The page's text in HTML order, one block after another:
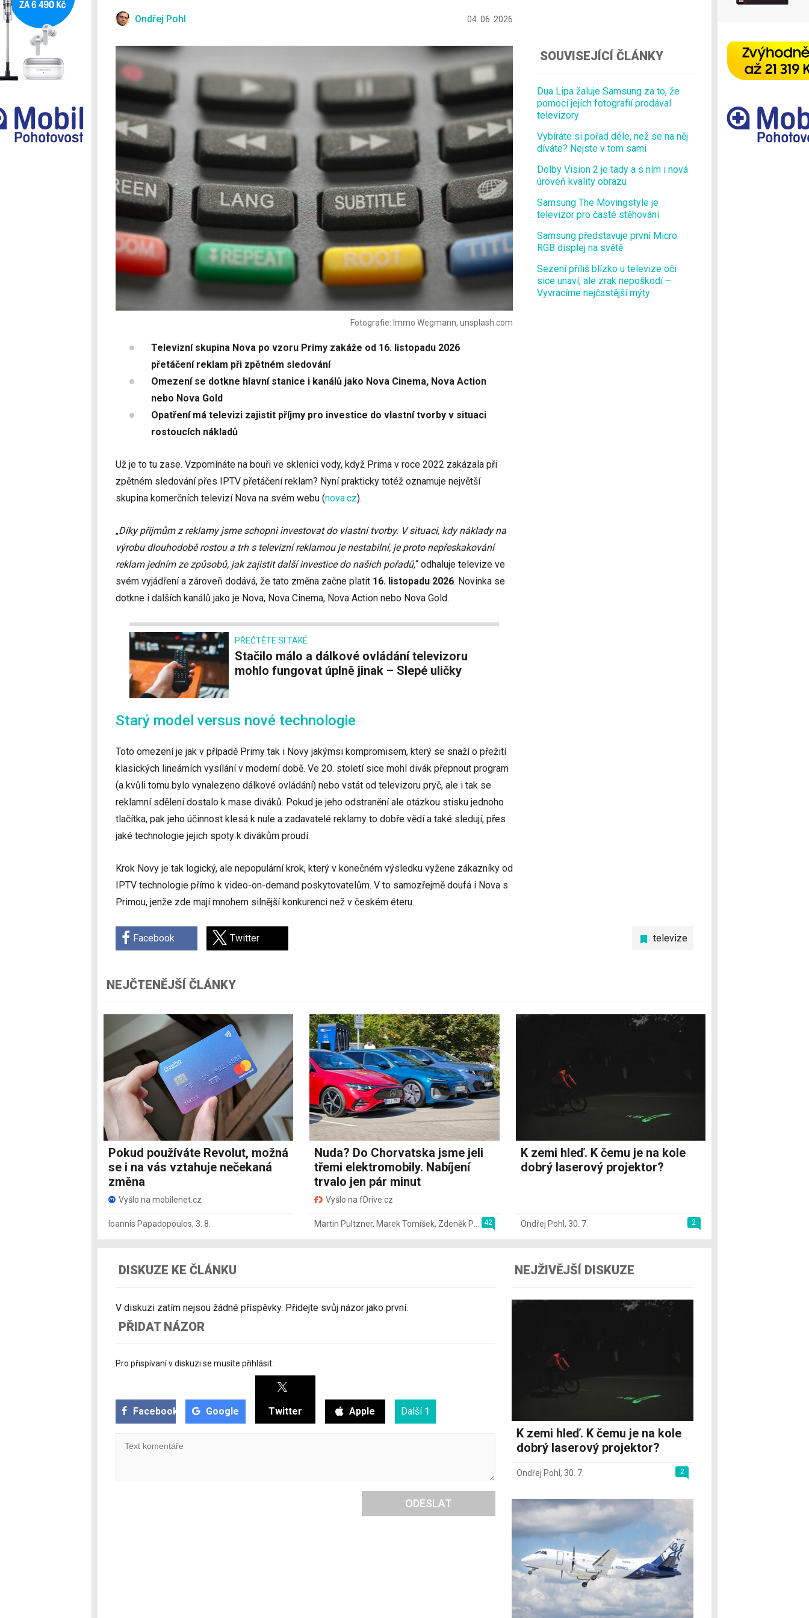
Ondřej Pohl 04. 06. 2026
Fotografie: Immo Wegmann, unsplash.com
Televizní skupina Nova po vzoru Primy zakáže od 16. listopadu 2026
přetáčení reklam při zpětném sledování
Omezení se dotkne hlavní stanice i kanálů jako Nova Cinema, Nova Action
nebo Nova Gold
Opatření má televizi zajistit příjmy pro investice do vlastní tvorby v situaci
rostoucích nákladů
Už je to tu zase. Vzpomínáte na bouři ve sklenici vody, když Prima v roce 2022 zakázala při
zpětném sledování přes IPTV přetáčení reklam? Nyní prakticky totéž oznamuje největší
skupina komerčních televizí Nova na svém webu (nova.cz).
„Díky příjmům z reklamy jsme schopni investovat do vlastní tvorby. V situaci, kdy náklady na
výrobu dlouhodobě rostou a trh s televizní reklamou je nestabilní, je proto nepřeskakování
reklam jedním ze způsobů, jak zajistit další investice do našich pořadů,“ odhaluje televize ve
svém vyjádření a zároveň dodává, že tato změna začne platit 16. listopadu 2026. Novinka se
dotkne i dalších kanálů jako je Nova, Nova Cinema, Nova Action nebo Nova Gold.
PŘEČTĚTE SI TAKÉ
Stačilo málo a dálkové ovládání televizoru
mohlo fungovat úplně jinak – Slepé uličky
Starý model versus nové technologie
Toto omezení je jak v případě Primy tak i Novy jakýmsi kompromisem, který se snaží o přežití
klasických lineárních vysílání v moderní době. Ve 20. století sice mohl divák přepnout program
(a kvůli tomu bylo vynalezeno dálkové ovládání) nebo vstát od televizoru pryč, ale i tak se
reklamní sdělení dostalo k mase diváků. Pokud je jeho odstranění ale otázkou stisku jednoho
tlačítka, pak jeho účinnost klesá k nule a zadavatelé reklamy to dobře vědí a také sledují, přes
jaké technologie jejich spoty k divákům proudí.
Krok Novy je tak logický, ale nepopulární krok, který v konečném výsledku vyžene zákazníky od
IPTV technologie přímo k video-on-demand poskytovatelům. V to samozřejmě doufá i Nova s
Primou, jenže zde mají mnohem silnější konkurenci než v českém éteru.
televize
Facebook Twitter
SOUVISEJÍCÍ ČLÁNKY
Dua Lipa žaluje Samsung za to, že
pomocí jejích fotografií prodával
televizory
Vybíráte si pořad déle, než se na něj
díváte? Nejste v tom sami
Dolby Vision 2 je tady a s ním i nová
úroveň kvality obrazu
Samsung The Movingstyle je
televizor pro časté stěhování
Samsung představuje první Micro
RGB displej na světě
Sezení příliš blízko u televize oči
sice unaví, ale zrak nepoškodí –
Vyvracíme nejčastější mýty
NEJČTENĚJŠÍ ČLÁNKY
Pokud používáte Revolut, možná
se i na vás vztahuje nečekaná
změna
Vyšlo na mobilenet.cz
Ioannis Papadopoulos, 3. 8.
Nuda? Do Chorvatska jsme jeli
třemi elektromobily. Nabíjení
trvalo jen pár minut
Vyšlo na fDrive.cz
42
Martin Pultzner, Marek Tomíšek, Zdeněk Pečený
K zemi hleď. K čemu je na kole
dobrý laserový projektor?
2
Ondřej Pohl , 30. 7.
DISKUZE KE ČLÁNKU
V diskuzi zatím nejsou žádné příspěvky. Přidejte svůj názor jako první.
PŘIDAT NÁZOR
Pro přispívaní v diskuzi se musíte přihlásit:
Facebook Google Twitter Apple Další 1
ODESLAT
NEJŽIVĚJŠÍ DISKUZE
K zemi hleď. K čemu je na kole
dobrý laserový projektor?
2
Ondřej Pohl, 30. 7.